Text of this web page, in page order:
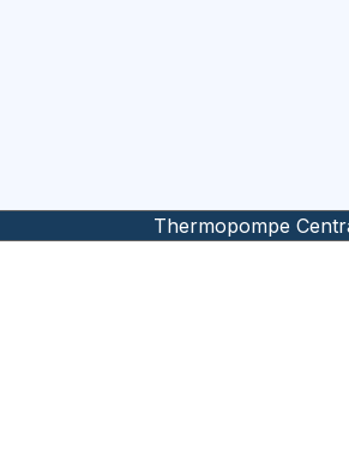
Thermopompe